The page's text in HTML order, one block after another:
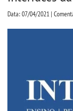
ATENDIMENTO
Data: 07/04/2021 |